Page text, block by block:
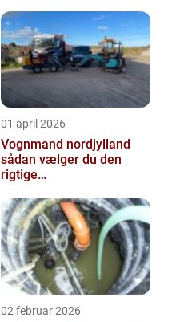
01 april 2026
Vognmand nordjylland
sådan vælger du den
rigtige
02 februar 2026